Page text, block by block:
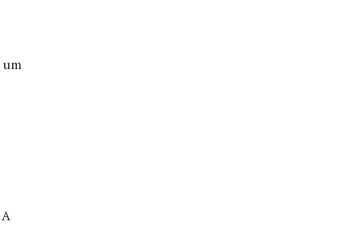
um